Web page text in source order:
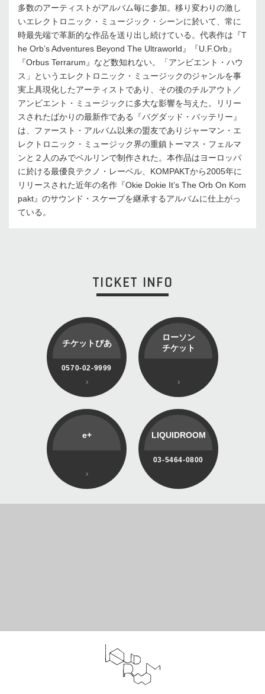
多数のアーティストがアルバム毎に参加。移り変わりの激し
いエレクトロニック・ミュージック・シーンに於いて、常に
時最先端で革新的な作品を送り出し続けている。代表作は『T
he Orb’s Adventures Beyond The Ultraworld』『U.F.Orb』
『Orbus Terrarum』など数知れない。「アンビエント・ハウ
ス」というエレクトロニック・ミュージックのジャンルを事
実上具現化したアーティストであり、その後のチルアウト／
アンビエント・ミュージックに多大な影響を与えた。リリー
スされたばかりの最新作である『バグダッド・バッテリー』
は、ファースト・アルバム以来の盟友でありジャーマン・エ
レクトロニック・ミュージック界の重鎮トーマス・フェルマ
ンと２人のみでベルリンで制作された。本作品はヨーロッパ
に於ける最優良テクノ・レーベル、KOMPAKTから2005年に
リリースされた近年の名作『Okie Dokie It’s The Orb On Kom
pakt』のサウンド・スケープを継承するアルバムに仕上がっ
ている。
TICKET INFO
チケットぴあ
0570-02-9999
ローソン
チケット
e+ LIQUIDROOM
03-5464-0800